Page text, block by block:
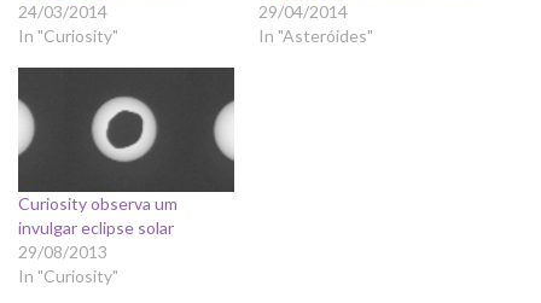
24/03/2014
In "Curiosity"
29/04/2014
In "Asteróides"
Curiosity observa um
invulgar eclipse solar
29/08/2013
In "Curiosity"